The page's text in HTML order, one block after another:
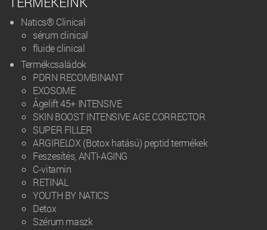
Natics® Clinical
sérum clinical
fluide clinical
Termékcsaládok
PDRN RECOMBINANT
EXOSOME
Âgelift 45+ INTENSIVE
SKIN BOOST INTENSIVE AGE CORRECTOR
SUPER FILLER
ARGIRELOX (Botox hatású) peptid termékek
Feszesítés, ANTI-AGING
C-vitamin
RETINAL
YOUTH BY NATICS
Detox
Szérum maszk